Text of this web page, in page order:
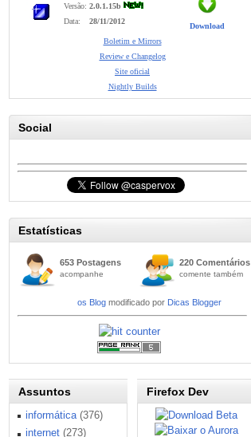
Versão: 2.0.1.15b
Data:
28/11/2012
Download
Boletim e Mirrors
Review e Changelog
Site oficial
Nightly Builds
Social
Estatísticas
653 Postagens
acompanhe
220 Comentários
comente também
os Blogmodificado por Dicas Blogger
Assuntos
informática (376)
internet (273)
Firefox Dev